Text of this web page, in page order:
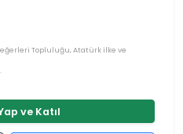
Topluluğu, Atatürk ilke ve
ve Katıl